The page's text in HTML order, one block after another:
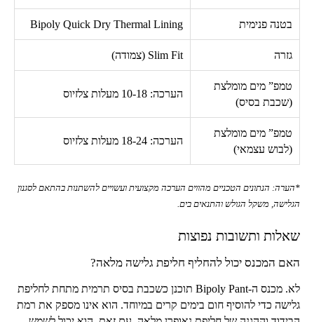
בטנה פנימית Bipoly Quick Dry Thermal Lining
גזרה Slim Fit (צמודה)
טמפ” מים מומלצת
(שכבת בסיס)
הערכה: 10-18 מעלות צלזיוס
טמפ” מים מומלצת
(לבוש עצמאי)
הערכה: 18-24 מעלות צלזיוס
*הערה: הנתונים הטכניים מהווים הערכה מקצועית ועשויים להשתנות בהתאם לסגנון
הגלישה, משקל הגולש והתנאים בים.
שאלות ותשובות נפוצות
האם המכנס יכול להחליף חליפת גלישה מלאה?
לא. מכנס ה-Bipoly Pantתוכנן כשכבת בסיס תרמית מתחת לחליפת
גלישה כדי להוסיף חום בימים קרים במיוחד. הוא אינו מספק את רמת